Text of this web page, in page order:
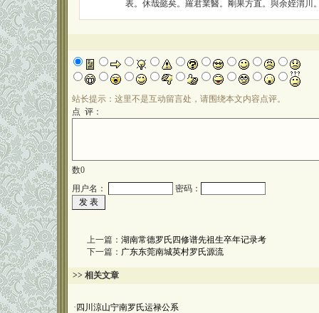
表。休哉懿矣。羅君業醫。剛果方直。與余姪渭川
站长提示：这里不是互动留言处，请围绕本文内容点评。
点 评：
数0
用户名：
密码：
上一篇： 湖南常德罗氏四修谱先祖生卒年记录考
下一篇： 广东东莞南城英村罗氏源流
>> 相关文章
· 四川涼山宁南罗氏运禄公系